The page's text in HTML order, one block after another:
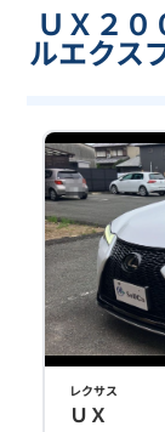
ＵＸ２
ルエクス
レクサス
ＵＸ